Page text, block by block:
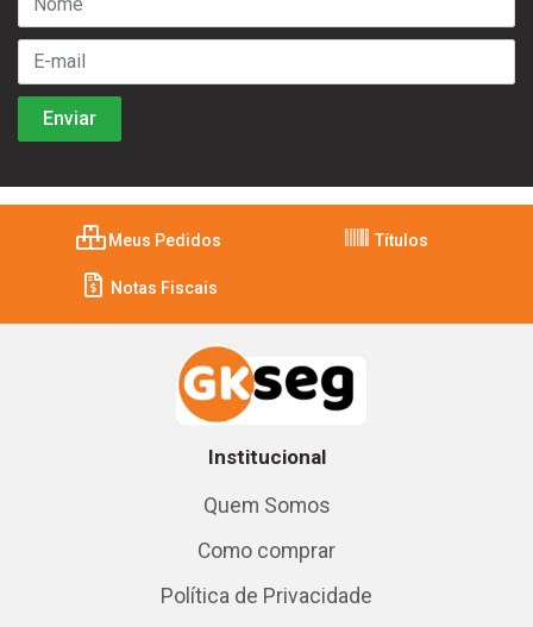
Meus Pedidos Títulos
Notas Fiscais
Institucional
Quem Somos
Como comprar
Política de Privacidade